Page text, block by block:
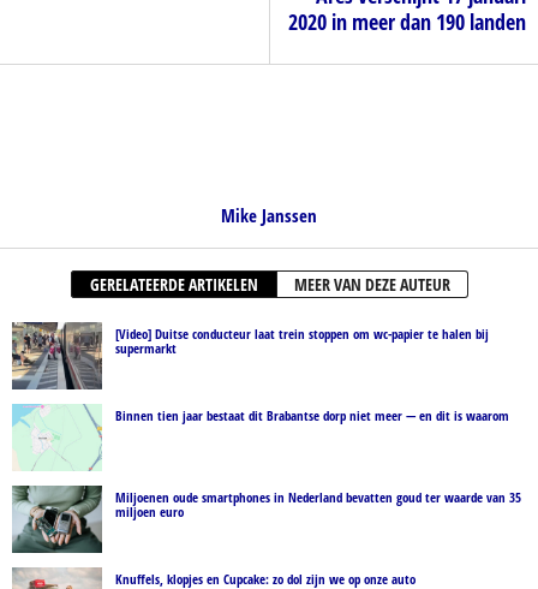
2020 in meer dan 190 landen
Mike Janssen
GERELATEERDE ARTIKELEN MEER VAN DEZE AUTEUR
[Video] Duitse conducteur laat trein stoppen om wc-papier te halen bij
supermarkt
Binnen tien jaar bestaat dit Brabantse dorp niet meer — en dit is waarom
Miljoenen oude smartphones in Nederland bevatten goud ter waarde van 35
miljoen euro
Knuffels, klopjes en Cupcake: zo dol zijn we op onze auto